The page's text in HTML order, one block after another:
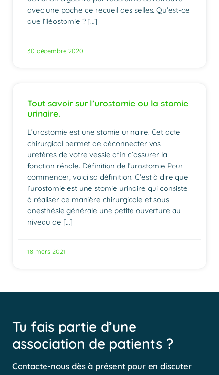
avec une poche de recueil des selles. Qu’est-ce
que l’iléostomie ? […]
30 décembre 2020
Tout savoir sur l’urostomie ou la stomie
urinaire.
L’urostomie est une stomie urinaire. Cet acte
chirurgical permet de déconnecter vos
uretères de votre vessie afin d’assurer la
fonction rénale. Définition de l’urostomie Pour
commencer, voici sa définition. C’est à dire que
l’urostomie est une stomie urinaire qui consiste
à réaliser de manière chirurgicale et sous
anesthésie générale une petite ouverture au
niveau de […]
18 mars 2021
Tu fais partie d’une
association de patients ?
Contacte-nous dès à présent pour en discuter